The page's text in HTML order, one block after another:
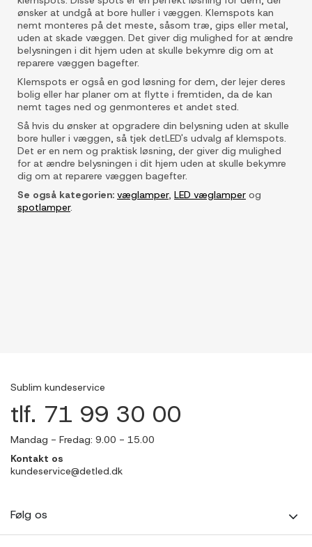
ønsker at undgå at bore huller i væggen. Klemspots kan
nemt monteres på det meste, såsom træ, gips eller metal,
uden at skade væggen. Det giver dig mulighed for at ændre
belysningen i dit hjem uden at skulle bekymre dig om at
reparere væggen bagefter.
Klemspots er også en god løsning for dem, der lejer deres
bolig eller har planer om at flytte i fremtiden, da de kan
nemt tages ned og genmonteres et andet sted.
Så hvis du ønsker at opgradere din belysning uden at skulle
bore huller i væggen, så tjek detLED's udvalg af klemspots.
Det er en nem og praktisk løsning, der giver dig mulighed
for at ændre belysningen i dit hjem uden at skulle bekymre
dig om at reparere væggen bagefter.
Se også kategorien: væglamper, LED væglamper og
spotlamper.
Sublim kundeservice
tlf. 71 99 30 00
Mandag - Fredag: 9.00 - 15.00
Kontakt os
kundeservice@detled.dk
Følg os